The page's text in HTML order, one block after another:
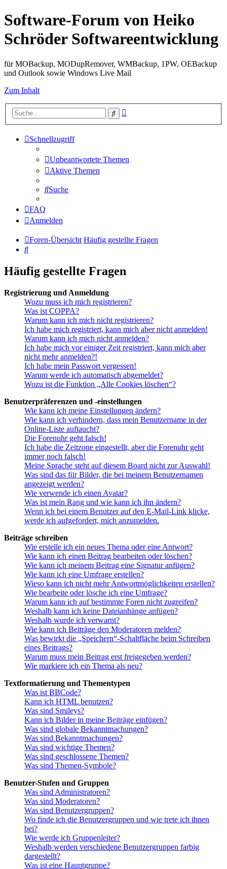
Software-Forum von Heiko
Schröder Softwareentwicklung
für MOBackup, MODupRemover, WMBackup, 1PW, OEBackup
und Outlook sowie Windows Live Mail
Zum Inhalt
Suche
Schnellzugriff
Unbeantwortete Themen
Aktive Themen
Suche
FAQ
Anmelden
Foren-Übersicht Häufig gestellte Fragen
Suche
Häufig gestellte Fragen
Registrierung und Anmeldung
Wozu muss ich mich registrieren?
Was ist COPPA?
Warum kann ich mich nicht registrieren?
Ich habe mich registriert, kann mich aber nicht anmelden!
Warum kann ich mich nicht anmelden?
Ich habe mich vor einiger Zeit registriert, kann mich aber
nicht mehr anmelden?!
Ich habe mein Passwort vergessen!
Warum werde ich automatisch abgemeldet?
Wozu ist die Funktion „Alle Cookies löschen“?
Benutzerpräferenzen und -einstellungen
Wie kann ich meine Einstellungen ändern?
Wie kann ich verhindern, dass mein Benutzername in der
Online-Liste auftaucht?
Die Forenuhr geht falsch!
Ich habe die Zeitzone eingestellt, aber die Forenuhr geht
immer noch falsch!
Meine Sprache steht auf diesem Board nicht zur Auswahl!
Was sind das für Bilder, die bei meinem Benutzernamen
angezeigt werden?
Wie verwende ich einen Avatar?
Was ist mein Rang und wie kann ich ihn ändern?
Wenn ich bei einem Benutzer auf den E-Mail-Link klicke,
werde ich aufgefordert, mich anzumelden.
Beiträge schreiben
Wie erstelle ich ein neues Thema oder eine Antwort?
Wie kann ich einen Beitrag bearbeiten oder löschen?
Wie kann ich meinem Beitrag eine Signatur anfügen?
Wie kann ich eine Umfrage erstellen?
Wieso kann ich nicht mehr Antwortmöglichkeiten erstellen?
Wie bearbeite oder lösche ich eine Umfrage?
Warum kann ich auf bestimmte Foren nicht zugreifen?
Weshalb kann ich keine Dateianhänge anfügen?
Weshalb wurde ich verwarnt?
Wie kann ich Beiträge den Moderatoren melden?
Was bewirkt die „Speichern“-Schaltfläche beim Schreiben
eines Beitrags?
Warum muss mein Beitrag erst freigegeben werden?
Wie markiere ich ein Thema als neu?
Textformatierung und Thementypen
Was ist BBCode?
Kann ich HTML benutzen?
Was sind Smileys?
Kann ich Bilder in meine Beiträge einfügen?
Was sind globale Bekanntmachungen?
Was sind Bekanntmachungen?
Was sind wichtige Themen?
Was sind geschlossene Themen?
Was sind Themen-Symbole?
Benutzer-Stufen und Gruppen
Was sind Administratoren?
Was sind Moderatoren?
Was sind Benutzergruppen?
Wo finde ich die Benutzergruppen und wie trete ich ihnen
bei?
Wie werde ich Gruppenleiter?
Weshalb werden verschiedene Benutzergruppen farbig
dargestellt?
Was ist eine Hauptgruppe?